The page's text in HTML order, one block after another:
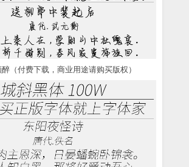
（付费下载，商业用途请购买版权）